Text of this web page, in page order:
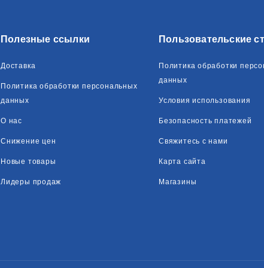
Полезные ссылки
Доставка
Политика обработки персональных
данных
О нас
Снижение цен
Новые товары
Лидеры продаж
Пользовательские
Политика обработки
данных
Условия использования
Безопасность платежей
Свяжитесь с нами
Карта сайта
Магазины